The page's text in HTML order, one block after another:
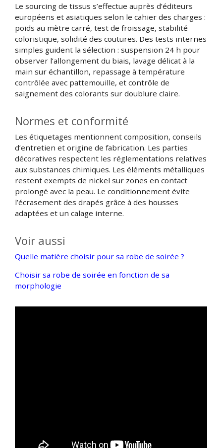
Le sourcing de tissus s’effectue auprès d’éditeurs
européens et asiatiques selon le cahier des charges :
poids au mètre carré, test de froissage, stabilité
coloristique, solidité des coutures. Des tests internes
simples guident la sélection : suspension 24 h pour
observer l’allongement du biais, lavage délicat à la
main sur échantillon, repassage à température
contrôlée avec pattemouille, et contrôle de
saignement des colorants sur doublure claire.
Normes et conformité
Les étiquetages mentionnent composition, conseils
d’entretien et origine de fabrication. Les parties
décoratives respectent les réglementations relatives
aux substances chimiques. Les éléments métalliques
restent exempts de nickel sur zones en contact
prolongé avec la peau. Le conditionnement évite
l’écrasement des drapés grâce à des housses
adaptées et un calage interne.
Voir aussi
Quelle matière choisir pour sa robe de soirée ?
Choisir sa robe de soirée en fonction de sa
morphologie